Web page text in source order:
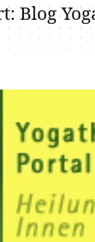
Blog